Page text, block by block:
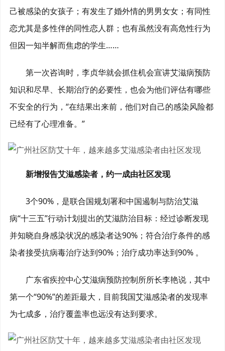
己被感染的女孩子；有发生了婚外情的男男女女；有同性
恋尤其是多性伴的同性恋人群；也有虽然没有高危性行为
但因一知半解而焦虑的学生……
第一次咨询时，李贞华就会抓住机会宣讲艾滋病预防
知识和尽早、长期治疗的必要性，也会为他们评估有哪些
不安全的行为，“在结果出来前，他们对自己的感染风险都
已经有了心理准备。”
新增报告艾滋感染者，约一成由社区发现
3个90%，是联合国规划署和中国遏制与防治艾滋
病“十三五”行动计划提出的艾滋防治目标：经过诊断发现
并知晓自身感染状况的感染者达90%；符合治疗条件的感
染者接受抗病毒治疗达到90%；治疗成功率达到90% 。
广东省疾控中心艾滋病预防控制所所长李艳说，其中
第一个“90%”的差距最大，目前我国艾滋感染者的发现率
为七成多，治疗覆盖率也远没有达到要求。